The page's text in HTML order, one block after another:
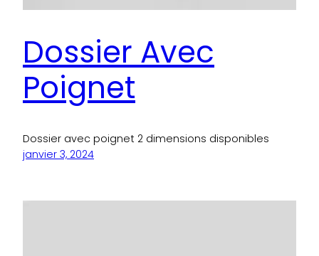
Dossier Avec
Poignet
Dossier avec poignet 2 dimensions disponibles
janvier 3, 2024